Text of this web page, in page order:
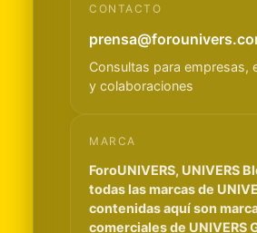
CONTACTO
Consultas para empresas,
y colaboraciones
MARCA
ForoUNIVERS, UNIVERS
todas las marcas de
contenidas aquí son
comerciales de UNIVERS